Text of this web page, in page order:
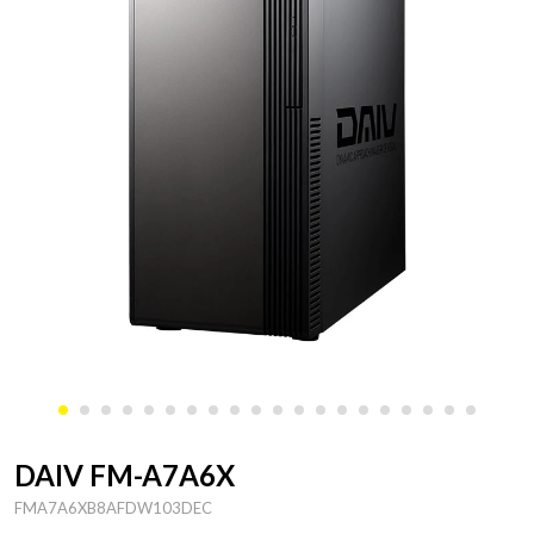
DAIV FM-A7A6X
FMA7A6XB8AFDW103DEC